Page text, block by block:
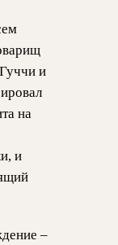
и
на
и
–